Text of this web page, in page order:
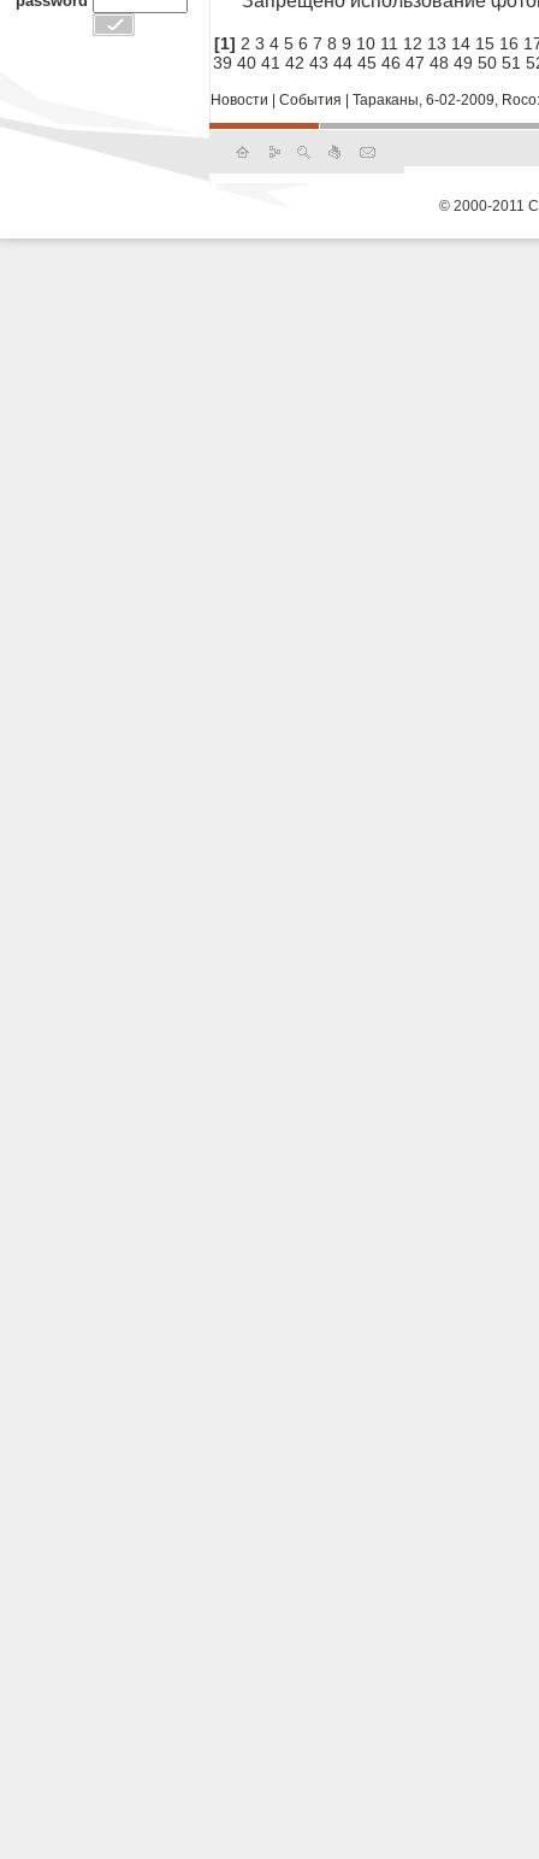
[1] 2 3 4 5 6 7 8 9 10 11 12 13 14 15 16
39 40 41 42 43 44 45 46 47 48 49 50 51
Новости События Тараканы, 6-02-2009,
© 2000-2011